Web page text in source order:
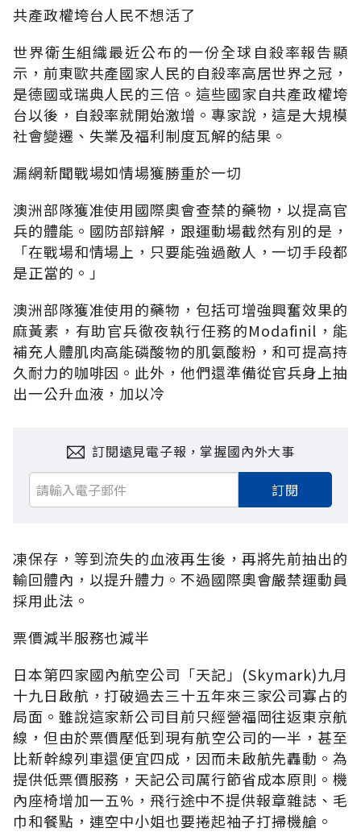
共產政權垮台人民不想活了
世界衛生組織最近公布的一份全球自殺率報告顯
示，前東歐共產國家人民的自殺率高居世界之冠，
是德國或瑞典人民的三倍。這些國家自共產政權垮
台以後，自殺率就開始激增。專家說，這是大規模
社會變遷、失業及福利制度瓦解的結果。
漏網新聞戰場如情場獲勝重於一切
澳洲部隊獲准使用國際奧會查禁的藥物，以提高官
兵的體能。國防部辯解，跟運動場截然有別的是，
「在戰場和情場上，只要能強過敵人，一切手段都
是正當的。」
澳洲部隊獲准使用的藥物，包括可增強興奮效果的
麻黃素，有助官兵徹夜執行任務的Modafinil，能
補充人體肌肉高能磷酸物的肌氨酸粉，和可提高持
久耐力的咖啡因。此外，他們還準備從官兵身上抽
出一公升血液，加以冷
訂閱遠見電子報，掌握國內外大事
訂閱
凍保存，等到流失的血液再生後，再將先前抽出的
輸回體內，以提升體力。不過國際奧會嚴禁運動員
採用此法。
票價減半服務也減半
日本第四家國內航空公司「天記」(Skymark)九月
十九日啟航，打破過去三十五年來三家公司寡占的
局面。雖說這家新公司目前只經營福岡往返東京航
線，但由於票價壓低到現有航空公司的一半，甚至
比新幹線列車還便宜四成，因而未啟航先轟動。為
提供低票價服務，天記公司厲行節省成本原則。機
內座椅增加一五%，飛行途中不提供報章雜誌、毛
巾和餐點，連空中小姐也要捲起袖子打掃機艙。